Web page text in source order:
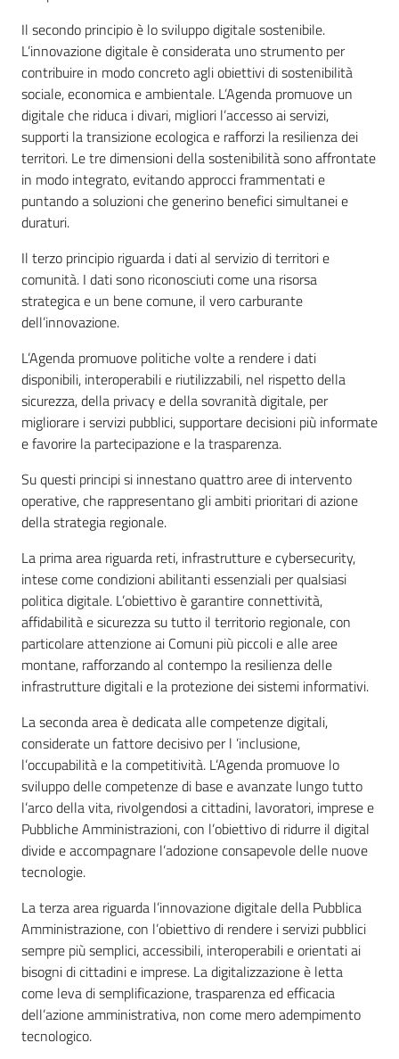
Il secondo principio è lo sviluppo digitale sostenibile.
L’innovazione digitale è considerata uno strumento per
contribuire in modo concreto agli obiettivi di sostenibilità
sociale, economica e ambientale. L’Agenda promuove un
digitale che riduca i divari, migliori l’accesso ai servizi,
supporti la transizione ecologica e rafforzi la resilienza dei
territori. Le tre dimensioni della sostenibilità sono affrontate
in modo integrato, evitando approcci frammentati e
puntando a soluzioni che generino benefici simultanei e
duraturi.
Il terzo principio riguarda i dati al servizio di territori e
comunità. I dati sono riconosciuti come una risorsa
strategica e un bene comune, il vero carburante
dell’innovazione.
L’Agenda promuove politiche volte a rendere i dati
disponibili, interoperabili e riutilizzabili, nel rispetto della
sicurezza, della privacy e della sovranità digitale, per
migliorare i servizi pubblici, supportare decisioni più informate
e favorire la partecipazione e la trasparenza.
Su questi principi si innestano quattro aree di intervento
operative, che rappresentano gli ambiti prioritari di azione
della strategia regionale.
La prima area riguarda reti, infrastrutture e cybersecurity,
intese come condizioni abilitanti essenziali per qualsiasi
politica digitale. L’obiettivo è garantire connettività,
affidabilità e sicurezza su tutto il territorio regionale, con
particolare attenzione ai Comuni più piccoli e alle aree
montane, rafforzando al contempo la resilienza delle
infrastrutture digitali e la protezione dei sistemi informativi.
La seconda area è dedicata alle competenze digitali,
considerate un fattore decisivo per l ’inclusione,
l’occupabilità e la competitività. L’Agenda promuove lo
sviluppo delle competenze di base e avanzate lungo tutto
l’arco della vita, rivolgendosi a cittadini, lavoratori, imprese e
Pubbliche Amministrazioni, con l’obiettivo di ridurre il digital
divide e accompagnare l’adozione consapevole delle nuove
tecnologie.
La terza area riguarda l’innovazione digitale della Pubblica
Amministrazione, con l’obiettivo di rendere i servizi pubblici
sempre più semplici, accessibili, interoperabili e orientati ai
bisogni di cittadini e imprese. La digitalizzazione è letta
come leva di semplificazione, trasparenza ed efficacia
dell’azione amministrativa, non come mero adempimento
tecnologico.